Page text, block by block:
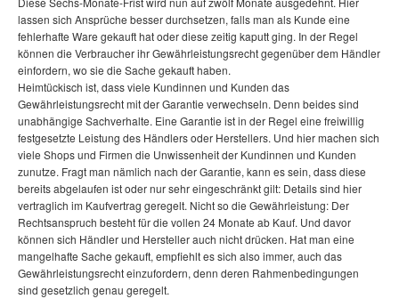
lassen sich Ansprüche besser durchsetzen, falls man als Kunde eine
fehlerhafte Ware gekauft hat oder diese zeitig kaputt ging. In der Regel
können die Verbraucher ihr Gewährleistungsrecht gegenüber dem Händler
einfordern, wo sie die Sache gekauft haben.
Heimtückisch ist, dass viele Kundinnen und Kunden das
Gewährleistungsrecht mit der Garantie verwechseln. Denn beides sind
unabhängige Sachverhalte. Eine Garantie ist in der Regel eine freiwillig
festgesetzte Leistung des Händlers oder Herstellers. Und hier machen sich
viele Shops und Firmen die Unwissenheit der Kundinnen und Kunden
zunutze. Fragt man nämlich nach der Garantie, kann es sein, dass diese
bereits abgelaufen ist oder nur sehr eingeschränkt gilt: Details sind hier
vertraglich im Kaufvertrag geregelt. Nicht so die Gewährleistung: Der
Rechtsanspruch besteht für die vollen 24 Monate ab Kauf. Und davor
können sich Händler und Hersteller auch nicht drücken. Hat man eine
mangelhafte Sache gekauft, empfiehlt es sich also immer, auch das
Gewährleistungsrecht einzufordern, denn deren Rahmenbedingungen
sind gesetzlich genau geregelt.